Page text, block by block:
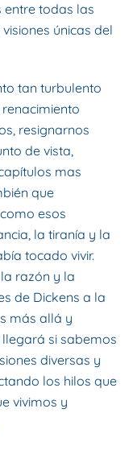
entre todas las
únicas del
tan turbulento
resignarnos
de vista,
mas
que
esos
la tiranía y la
tocado vivir.
razón y la
de Dickens a la
más allá y
si sabemos
diversas y
los hilos que
vivimos y